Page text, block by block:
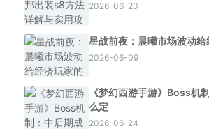
2026-06-20
星战前夜：晨曦市场波动
2026-06-09
《梦幻西游手游》Boss机
么定
2026-06-24